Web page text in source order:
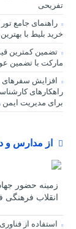
تفریحی
راهنمای جامع
خرید بلیط با بهترین
تضمین کمترین
مارکت با تضمین عودت ۲ برابری
افزایش سفرهای
راهکارهای
برای مدیریت
از مدارس و
زمینه حضور
انقلاب
استفاده از